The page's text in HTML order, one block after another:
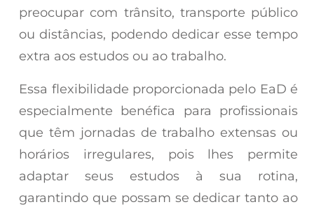
preocupar com trânsito, transporte público
ou distâncias, podendo dedicar esse tempo
extra aos estudos ou ao trabalho.
Essa flexibilidade proporcionada pelo EaD é
especialmente benéfica para profissionais
que têm jornadas de trabalho extensas ou
horários irregulares, pois lhes permite
adaptar seus estudos à sua rotina,
garantindo que possam se dedicar tanto ao